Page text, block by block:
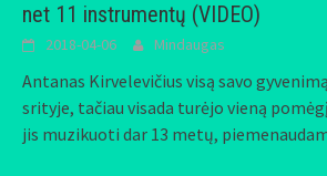
net 11 instrumentų (VIDEO)
2018-04-06 Mindaugas
Antanas Kirvelevičius visą savo
srityje, tačiau visada turėjo vieną
jis muzikuoti dar 13 metų,